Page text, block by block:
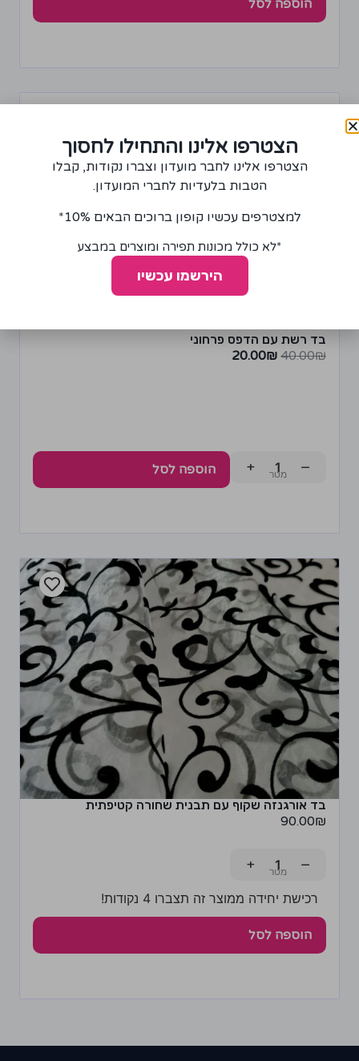
הוספה לסל
בד רשת עם הדפס פרחוני
40.00₪
20.00₪
−
+ הוספה לסל
בד אורגנזה שקוף עם תבנית שחורה קטיפתית
90.00₪
−
+
רכישת יחידה ממוצר זה תצברו 4 נקודות!
הוספה לסל
הצטרפו אלינו והתחילו לחסוך
הצטרפו אלינו לחבר מועדון וצברו נקודות, קבלו
הטבות בלעדיות לחברי המועדון.
למצטרפים עכשיו קופון ברוכים הבאים 10%*
*לא כולל מכונות תפירה ומוצרים במבצע
הירשמו עכשיו